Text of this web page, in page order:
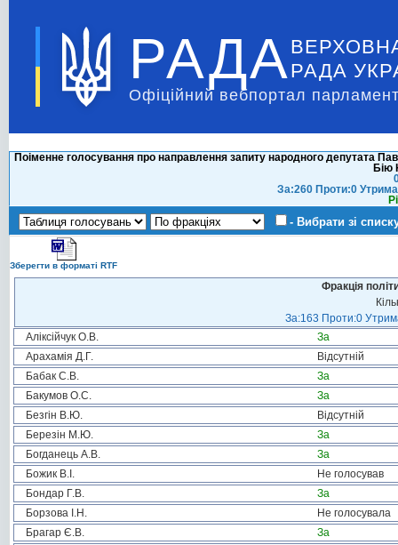
РАДА РАДА
Офіційний вебпортал
Поіменне голосування про направлення запиту народного депутата
Бію
За:260 Проти:0
- Вибрати зі
Зберегти в форматі RTF
Фракція
За:163 Проти:0
Аліксійчук О.В.
За
Арахамія Д.Г.
Відсутній
Бабак С.В.
За
Бакумов О.С.
За
Безгін В.Ю.
Відсутній
Березін М.Ю.
За
Богданець А.В.
За
Божик В.І.
Не голосував
Бондар Г.В.
За
Борзова І.Н.
Не голосувала
Брагар Є.В.
За